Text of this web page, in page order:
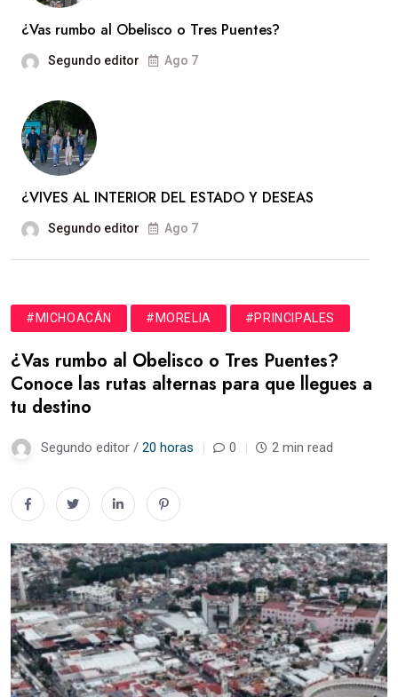
¿Vas rumbo al Obelisco o Tres Puentes?
Segundo editor Ago 7
¿VIVES AL INTERIOR DEL ESTADO Y DESEAS
Segundo editor Ago 7
#MICHOACÁN #MORELIA #PRINCIPALES
¿Vas rumbo al Obelisco o Tres Puentes?
Conoce las rutas alternas para que llegues a
tu destino
Segundo editor / 20 horas 0 2 min read